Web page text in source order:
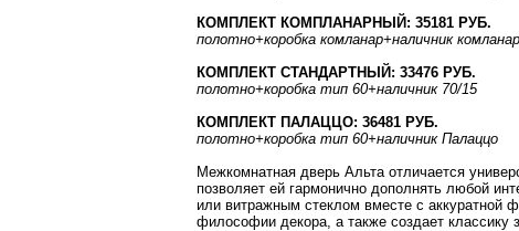
КОМПЛЕКТ КОМПЛАНАРНЫЙ: 35181 РУБ.
полотно+коробка комланар+наличник комланар
КОМПЛЕКТ СТАНДАРТНЫЙ: 33476 РУБ.
полотно+коробка тип 60+наличник 70/15
КОМПЛЕКТ ПАЛАЦЦО: 36481 РУБ.
полотно+коробка тип 60+наличник Палаццо
Межкомнатная дверь Альта отличается
позволяет ей гармонично дополнять любой
или витражным стеклом вместе с аккуратной
философии декора, а также создает классику